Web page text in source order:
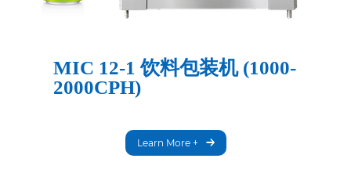
MIC 12-1 饮料包装机 (1000-
2000CPH)
Learn More +